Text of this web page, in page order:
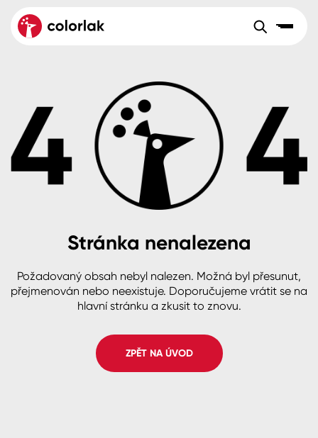
Velkoobchod Sortiment
Aktuality
Reference
O společnosti
B2B +420 800 145 555Po – Pá: 8:00–15:00
Česko
Slovensko Polsko Worldwide
Dřevo
Beton, asfalt, minerální podklady
Plast, sklo, keramika
Stěny
Fasády
Spreje
Colorlak Dekor
Colorlak Profi
Colorlak Pta
Stránka nenalezena
Požadovaný obsah nebyl nalezen. Možná byl přesunut,
přejmenován nebo neexistuje. Doporučujeme vrátit se na
hlavní stránku a zkusit to znovu.
ZPĚT NA ÚVOD